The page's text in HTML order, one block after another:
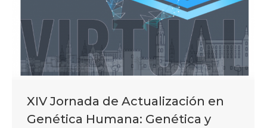
XIV Jornada de Actualización en
Genética Humana: Genética y